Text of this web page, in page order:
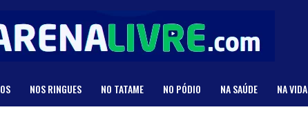
NOS RINGUES NO TATAME NO PÓDIO NA SAÚDE NA VIDA